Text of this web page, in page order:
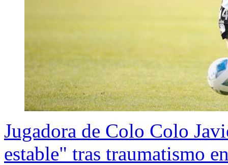
Jugadora de Colo Colo
estable" tras traumatismo